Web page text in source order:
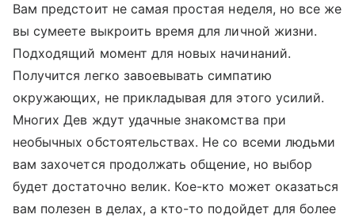
Вам предстоит не самая простая неделя, но все же
вы сумеете выкроить время для личной жизни.
Подходящий момент для новых начинаний.
Получится легко завоевывать симпатию
окружающих, не прикладывая для этого усилий.
Многих Дев ждут удачные знакомства при
необычных обстоятельствах. Не со всеми людьми
вам захочется продолжать общение, но выбор
будет достаточно велик. Кое-кто может оказаться
вам полезен в делах, а кто-то подойдет для более